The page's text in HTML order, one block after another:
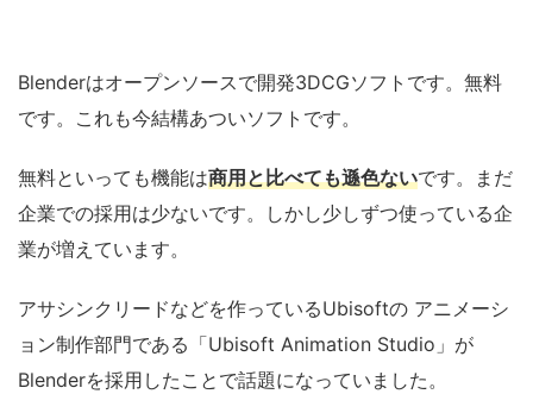
Blenderはオープンソースで開発3DCGソフトです。無料
です。これも今結構あついソフトです。
無料といっても機能は商用と比べても遜色ないです。まだ
企業での採用は少ないです。しかし少しずつ使っている企
業が増えています。
アサシンクリードなどを作っているUbisoftの アニメーシ
ョン制作部門である「Ubisoft Animation Studio」が
Blenderを採用したことで話題になっていました。